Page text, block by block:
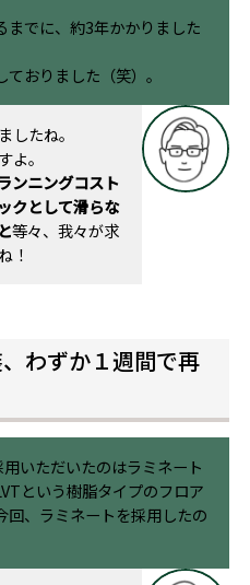
までに、約3年かかりました
おりました（笑）。
したね。
よ。
ンニングコスト
クとして滑らな
等々、我々が求
！
わずか１週間で再
いただいたのはラミネート
という樹脂タイプのフロア
回、ラミネートを採用したの